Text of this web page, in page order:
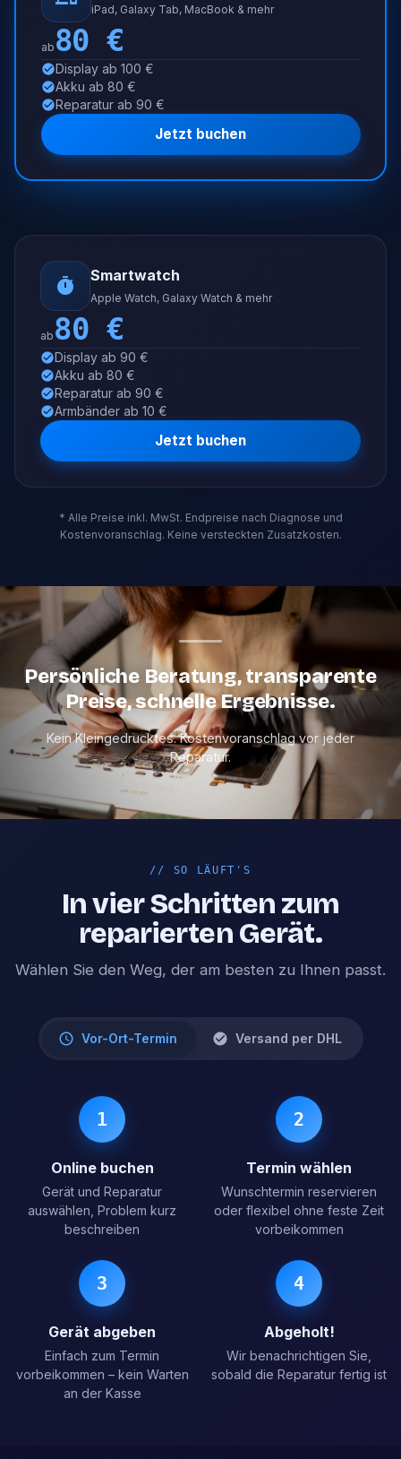
iPad, Galaxy Tab, MacBook & mehr
ab 80 €
Display ab 100 €
Akku ab 80 €
Reparatur ab 90 €
Jetzt buchen
Smartwatch
Apple Watch, Galaxy Watch & mehr
ab 80 €
Display ab 90 €
Akku ab 80 €
Reparatur ab 90 €
Armbänder ab 10 €
Jetzt buchen
* Alle Preise inkl. MwSt. Endpreise nach Diagnose und
Kostenvoranschlag. Keine versteckten Zusatzkosten.
Persönliche Beratung, transparente
Preise, schnelle Ergebnisse.
Kein Kleingedrucktes. Kostenvoranschlag vor jeder
Reparatur.
// SO LÄUFT'S
In vier Schritten zum
reparierten Gerät.
Wählen Sie den Weg, der am besten zu Ihnen passt.
Vor-Ort-Termin Versand per DHL
1
Online buchen
Gerät und Reparatur
auswählen, Problem kurz
beschreiben
2
Termin wählen
Wunschtermin reservieren
oder flexibel ohne feste Zeit
vorbeikommen
3
Gerät abgeben
Einfach zum Termin
vorbeikommen – kein Warten
an der Kasse
4
Abgeholt!
Wir benachrichtigen Sie,
sobald die Reparatur fertig ist